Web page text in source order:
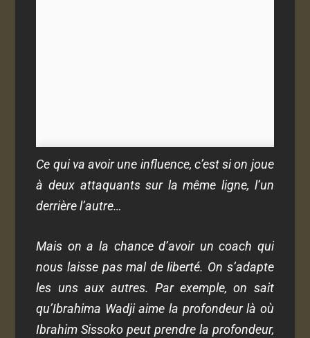
Ce qui va avoir une influence, c’est si on joue
à deux attaquants sur la même ligne, l’un
derrière l’autre…
Mais on a la chance d’avoir un coach qui
nous laisse pas mal de liberté. On s’adapte
les uns aux autres. Par exemple, on sait
qu’Ibrahima Wadji aime la profondeur là où
Ibrahim Sissoko peut prendre la profondeur,